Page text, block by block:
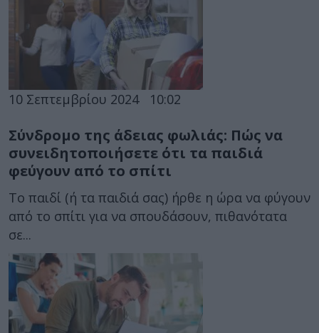
10 Σεπτεμβρίου 2024 10:02
Σύνδρομο της άδειας φωλιάς: Πώς να
συνειδητοποιήσετε ότι τα παιδιά
φεύγουν από το σπίτι
Το παιδί (ή τα παιδιά σας) ήρθε η ώρα να φύγουν
από το σπίτι για να σπουδάσουν, πιθανότατα
σε...